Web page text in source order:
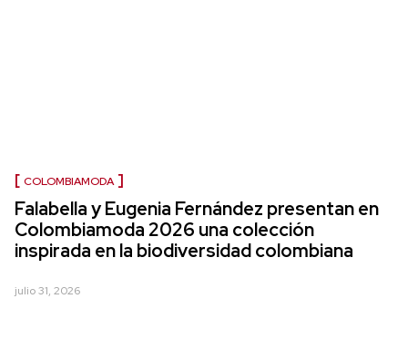
COLOMBIAMODA
Falabella y Eugenia Fernández presentan en
Colombiamoda 2026 una colección
inspirada en la biodiversidad colombiana
julio 31, 2026